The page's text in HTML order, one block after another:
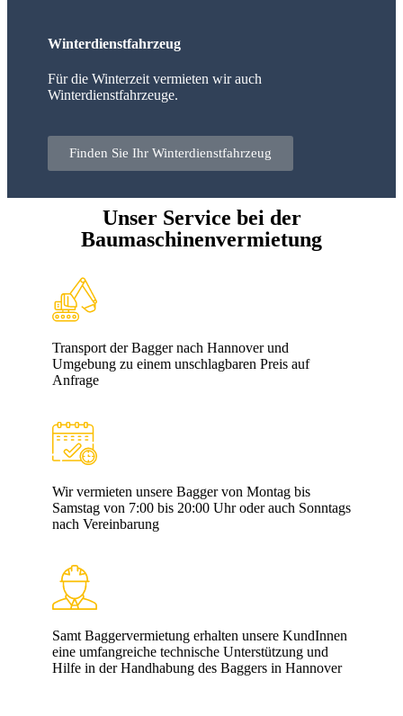
Winterdienstfahrzeug
Für die Winterzeit vermieten wir auch
Winterdienstfahrzeuge.
Finden Sie Ihr Winterdienstfahrzeug
Unser Service bei der
Baumaschinenvermietung
Transport der Bagger nach Hannover und
Umgebung zu einem unschlagbaren Preis auf
Anfrage
Wir vermieten unsere Bagger von Montag bis
Samstag von 7:00 bis 20:00 Uhr oder auch Sonntags
nach Vereinbarung
Samt Baggervermietung erhalten unsere KundInnen
eine umfangreiche technische Unterstützung und
Hilfe in der Handhabung des Baggers in Hannover